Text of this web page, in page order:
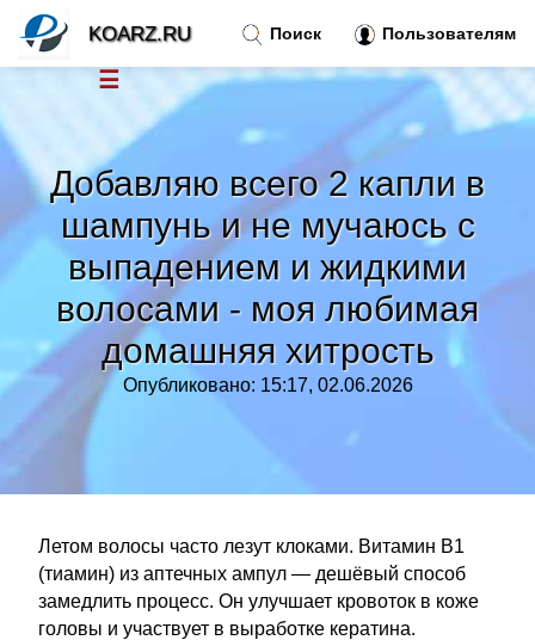
Добавляю всего 2 капли в
шампунь и не мучаюсь с
выпадением и жидкими
волосами - моя любимая
домашняя хитрость
Опубликовано: 15:17, 02.06.2026
Летом волосы часто лезут клоками. Витамин B1
(тиамин) из аптечных ампул — дешёвый способ
замедлить процесс. Он улучшает кровоток в коже
головы и участвует в выработке кератина.
Поиск Пользователям
KOARZ.RU
☰
Тренды новостей »
Рубрики»
Правила »
Контакт